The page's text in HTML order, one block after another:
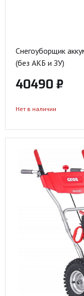
Снегоуборщик
(без АКБ и ЗУ)
40490 ₽
Нет в наличии